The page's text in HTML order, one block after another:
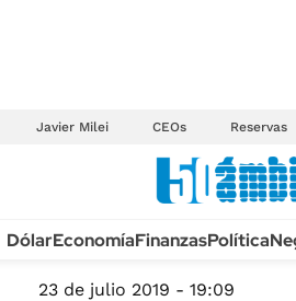
Javier Milei CEOs Reservas
TECNOLOGÍA
MÉXICO
DólarEconomíaFinanzasPolítica
23 de julio 2019 - 19:09